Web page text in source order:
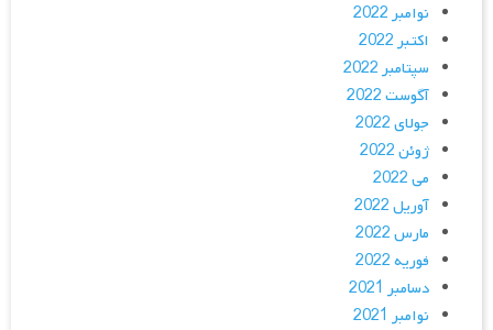
نوامبر 2022
اکتبر 2022
سپتامبر 2022
آگوست 2022
جولای 2022
ژوئن 2022
می 2022
آوریل 2022
مارس 2022
فوریه 2022
دسامبر 2021
نوامبر 2021